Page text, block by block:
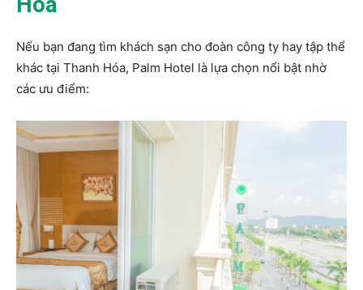
Nếu bạn đang tìm khách sạn cho đoàn công ty hay tập thể
khác tại Thanh Hóa, Palm Hotel là lựa chọn nổi bật nhờ
các ưu điểm: